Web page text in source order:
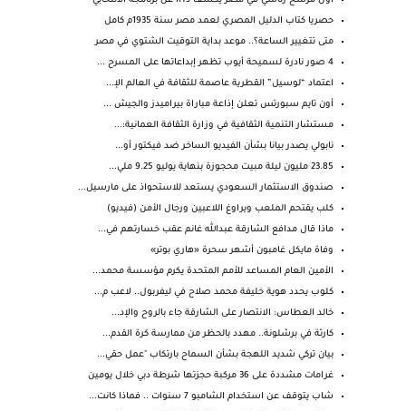
حصريا كتاب الدليل المصري لعمد مصر سنة 1935م كامل
متى تتغيير الساعة؟.. موعد بداية التوقيت الشتوي في مصر
4 صور نادرة لسميحة أيوب تظهر إبداعاتها على المسرح ...
اعتماد “لوسيل” القطرية عاصمة للثقافة في العالم الإ...
أون تايم سبورتس تعلن إذاعة مباراة بيراميدز والجيش ...
مستشار التنمية الثقافية في وزارة الثقافة العمانية:...
نابولي يصدر بيانا بشأن الفيديو الساخر ضد فيكتور أو...
23.85 مليون ليلة مبيت محجوزة بنهاية يوليو 9.25 ملي...
صندوق الاستثمار السعودي يستعد للاستحواذ على مارسيل...
كلب يقتحم الملعب ويراوغ اللاعبين ورجال الأمن (فيديو)
ماذا قال مدافع الشارقة عبدالله غانم عقب خسارتهم في...
وفاة مايكل غامبون أشهر سحرة «هاري بوتر»
الأمين العام المساعد للأمم المتحدة يكرم مؤسسة محمد...
كلوب يحدد هوية خليفة محمد صلاح في ليفربول.. لاعب م...
خالد العطاس: الانتصار على الشارقة جاء بالروح والإد...
كارثة في برشلونة.. مهدد بالحظر من ممارسة كرة القدم...
بيان تركي شديد اللهجة بشأن السماح بارتكاب "عمل حقي...
غرامات مشددة على 36 مركبة حجزتها شرطة دبي خلال يومين
شاب يتوقف عن استخدام الشامبو 7 سنوات .. فماذا كانت...